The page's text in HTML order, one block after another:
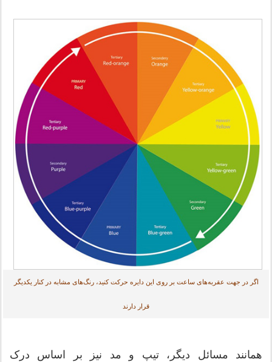
اگر در جهت عقربه‌های ساعت بر روی این دایره حرکت کنید، رنگ‌های مشابه در کنار یکدیگر
قرار دارند
همانند مسائل دیگر، تیپ و مد نیز بر اساس درک